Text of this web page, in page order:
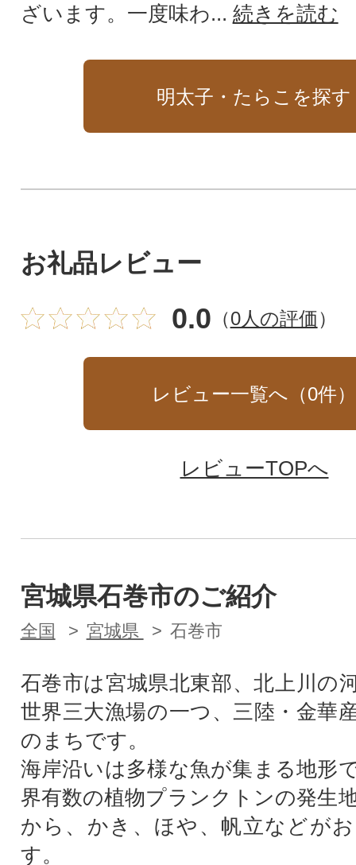
ざいます。一度味わ... 続きを読む
明太子・たらこを探す
お礼品レビュー
0.0 （0人の評価）
レビュー一覧へ（0件）
レビューTOPへ
宮城県石巻市のご紹介
全国 宮城県 石巻市
石巻市は宮城県北東部、北上川の
世界三大漁場の一つ、三陸・金華
のまちです。
海岸沿いは多様な魚が集まる地形
界有数の植物プランクトンの発生
から、かき、ほや、帆立などが
す。